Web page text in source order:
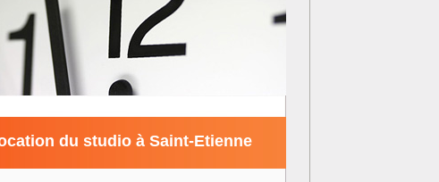
du studio à Saint-Etienne